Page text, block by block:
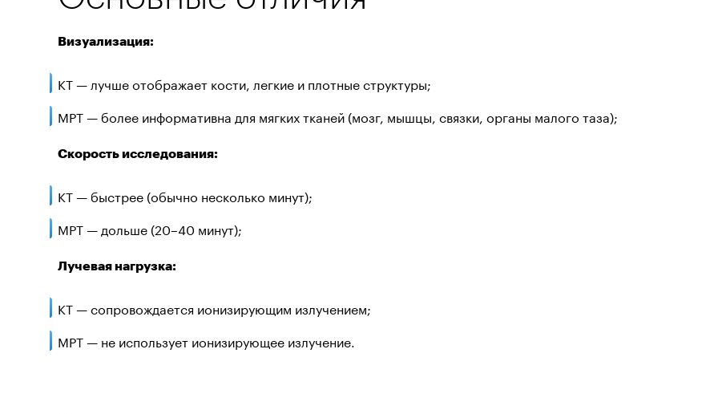
Визуализация:
КТ — лучше отображает кости, легкие и плотные структуры;
МРТ — более информативна для мягких тканей (мозг, мышцы, связки, органы малого таза);
Скорость исследования:
КТ — быстрее (обычно несколько минут);
МРТ — дольше (20–40 минут);
Лучевая нагрузка:
КТ — сопровождается ионизирующим излучением;
МРТ — не использует ионизирующее излучение.